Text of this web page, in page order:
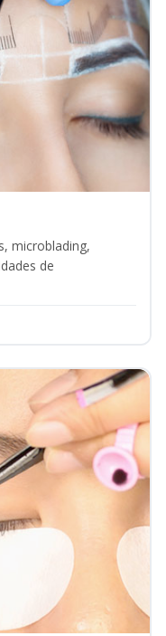
microblading,
de